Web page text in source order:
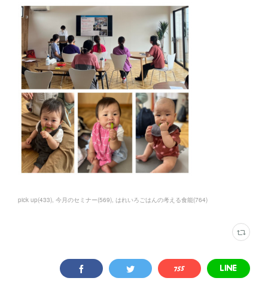
pick up(433) 今月のセミナー(569) はれいろごはんの考える食能(764)